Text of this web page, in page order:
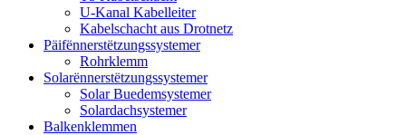
U-Kanal Kabelleiter
Kabelschacht aus Drotnetz
Päifënnerstëtzungssystemer
Rohrklemm
Solarënnerstëtzungssystemer
Solar Buedemsystemer
Solardachsystemer
Balkenklemmen